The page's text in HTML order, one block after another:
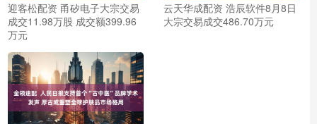
迎客松配资 甬矽电子大宗交易
成交11.98万股 成交额399.96
万元
云天华成配资 浩辰软件8月8日
大宗交易成交486.70万元